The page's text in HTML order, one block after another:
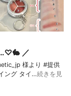
／
様より #提供
ング タイ…続きを見